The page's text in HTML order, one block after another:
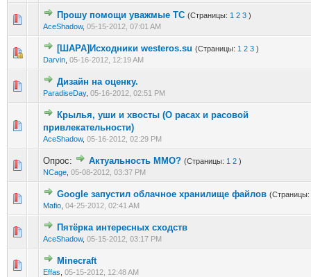
Прошу помощи уважмые ТС (Страницы: 1 2 3 )
AceShadow, 05-15-2012, 07:01 AM
0 голос(ов) - 0 из 5 в среднем
1234 5
[ШАРА]Исходники westeros.su (Страницы: 1 2 3 )
Darvin 05-16-2012, 12:19 AM
0 голос(ов) - 0 из 5 в среднем
12345
Дизайн на оценку.
ParadiseDay, 05-16-2012, 02:51 PM
0 голос(ов) - 0 из 5 в среднем
12345
Крылья, уши и хвосты (О расах и расовой
привлекательности)
AceShadow, 05-16-2012, 02:29 PM
0 голос(ов) - 0 из 5 в среднем
12345
Опрос: Актуальность ММО? (Страницы: 1 2 )
NCage 05-08-2012, 03:37 PM
0 голос(ов) - 0 из 5 в среднем
12345
Google запустил облачное хранилище файлов (Страницы:
Mafio 04-25-2012, 02:41 AM
0 голос(ов) - 0 из 5 в среднем
12345
Пятёрка интересных сходств
AceShadow, 05-15-2012, 03:17 PM
0 голос(ов) - 0 из 5 в среднем
12345
Minecraft
Effas 05-15-2012, 12:48 AM
0 голос(ов) - 0 из 5 в среднем